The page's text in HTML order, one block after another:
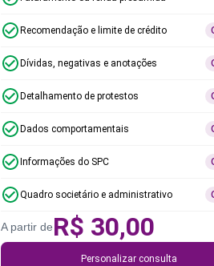
Recomendação e limite de crédito
Dívidas, negativas e anotações
Detalhamento de protestos
Dados comportamentais
Informações do SPC
Quadro societário e administrativo
A partir deR$ 30,00
Personalizar consulta